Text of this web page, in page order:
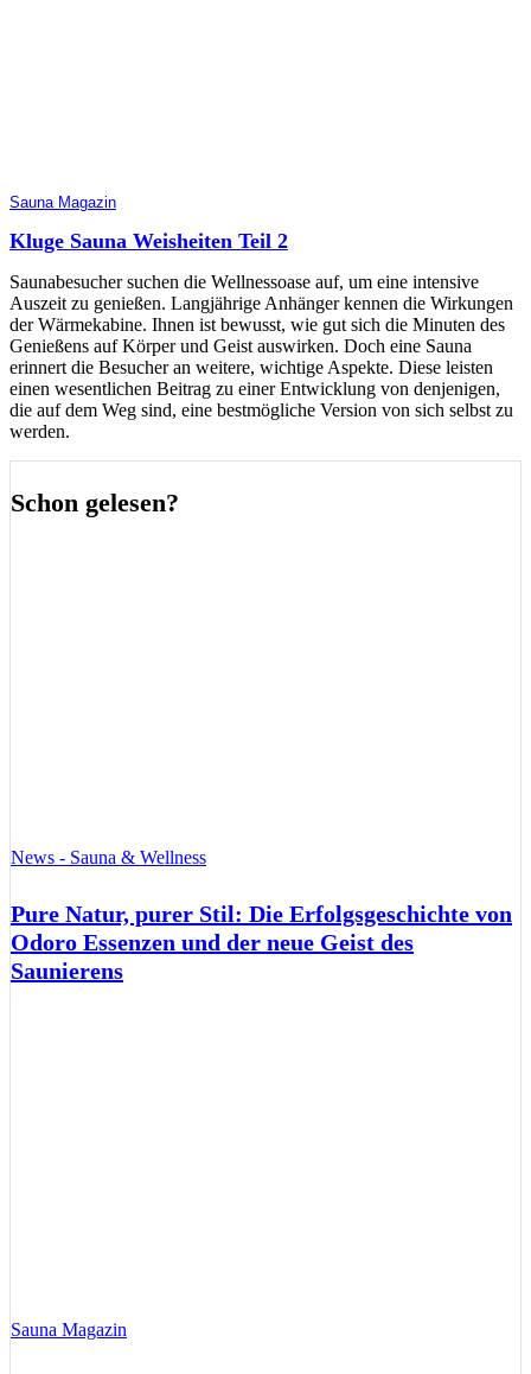
Sauna Magazin
Kluge Sauna Weisheiten Teil 2
Saunabesucher suchen die Wellnessoase auf, um eine intensive
Auszeit zu genießen. Langjährige Anhänger kennen die Wirkungen
der Wärmekabine. Ihnen ist bewusst, wie gut sich die Minuten des
Genießens auf Körper und Geist auswirken. Doch eine Sauna
erinnert die Besucher an weitere, wichtige Aspekte. Diese leisten
einen wesentlichen Beitrag zu einer Entwicklung von denjenigen,
die auf dem Weg sind, eine bestmögliche Version von sich selbst zu
werden.
Schon gelesen?
News - Sauna & Wellness
Pure Natur, purer Stil: Die Erfolgsgeschichte von
Odoro Essenzen und der neue Geist des
Saunierens
Sauna Magazin